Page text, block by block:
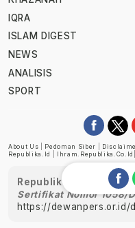
IQRA
ISLAM DIGEST
NEWS
ANALISIS
SPORT
About Us Pedoman Siber
Republika.id
Ihram.republika.co.id
Republika telah
Sertifikat Nomor 1058/
https://dewanpers.or.id/